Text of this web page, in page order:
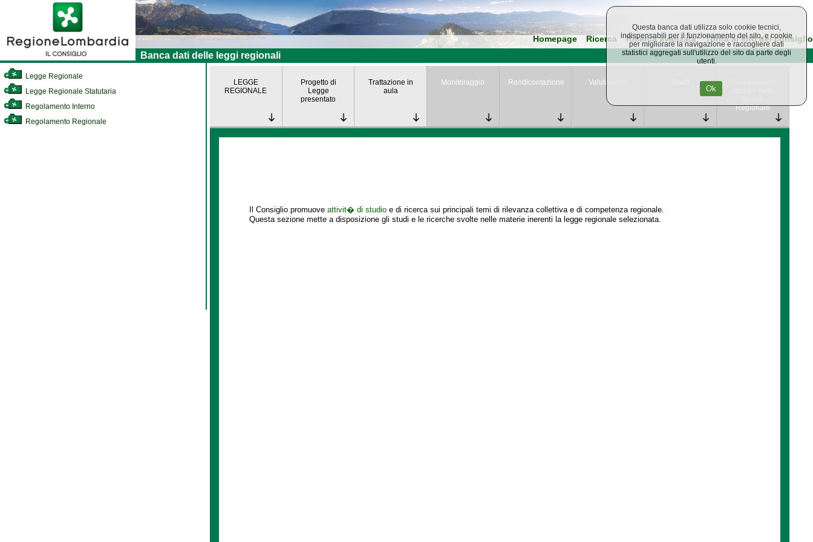
Homepage Ricerca Ricerca avanzata Torna al sito del consiglio
Banca dati delle leggi regionali
Legge Regionale
Legge Regionale Statutaria
Regolamento Interno
Regolamento Regionale
LEGGE
REGIONALE
Progetto di
Legge
presentato
Trattazione in
aula
Monitoraggio Rendicontazione Valutazione
Regionale
Il Consiglio promuove attivit� di studio e di ricerca sui principali temi di rilevanza collettiva e di competenza regionale.
Questa sezione mette a disposizione gli studi e le ricerche svolte nelle materie inerenti la legge regionale selezionata.
Questa banca dati utilizza solo cookie tecnici,
indispensabili per il funzionamento del sito, e cookie
per migliorare la navigazione e raccogliere dati
statistici aggregati sull'utilizzo del sito da parte degli
utenti.
Ok